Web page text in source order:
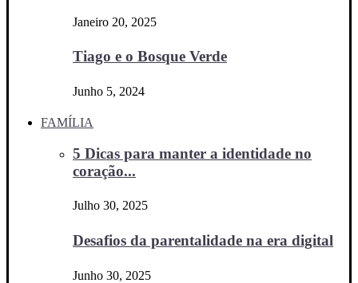
Janeiro 20, 2025
Tiago e o Bosque Verde
Junho 5, 2024
FAMÍLIA
5 Dicas para manter a identidade no
coração...
Julho 30, 2025
Desafios da parentalidade na era digital
Junho 30, 2025